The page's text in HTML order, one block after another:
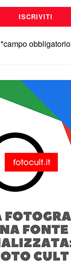
*campo obbligatorio